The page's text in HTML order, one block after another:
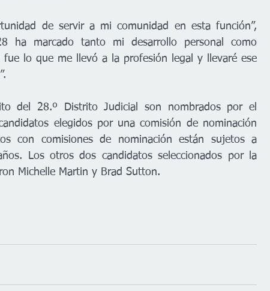
de servir a mi comunidad en esta función”,
ha marcado tanto mi desarrollo personal como
lo que me llevó a la profesión legal y llevaré ese
del 28.º Distrito Judicial son nombrados por el
elegidos por una comisión de nominación
con comisiones de nominación están sujetos a
Los otros dos candidatos seleccionados por la
Michelle Martin y Brad Sutton.